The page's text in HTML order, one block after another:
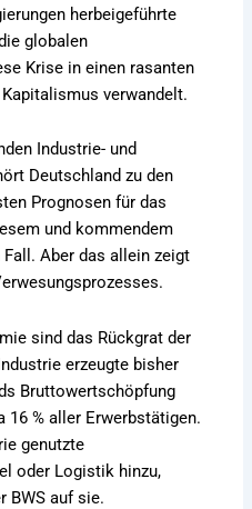
herbeigeführte
globalen
Krise in einen rasanten
verwandelt.
Industrie- und
Deutschland zu den
Prognosen für das
und kommendem
Aber das allein zeigt
sind das Rückgrat der
erzeugte bisher
Bruttowertschöpfung
16 % aller Erwerbstätigen.
genutzte
oder Logistik hinzu,
BWS auf sie.